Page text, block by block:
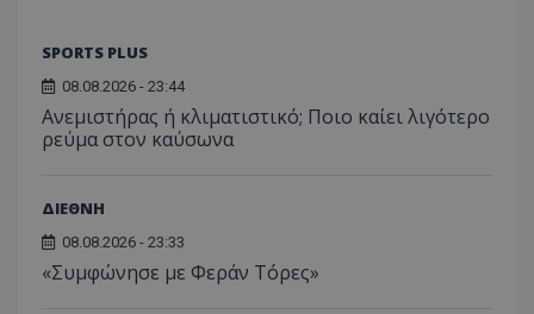
SPORTS PLUS
08.08.2026 - 23:44
Ανεμιστήρας ή κλιματιστικό; Ποιο καίει λιγότερο
ρεύμα στον καύσωνα
ΔΙΕΘΝΗ
08.08.2026 - 23:33
«Συμφώνησε με Φεράν Τόρες»